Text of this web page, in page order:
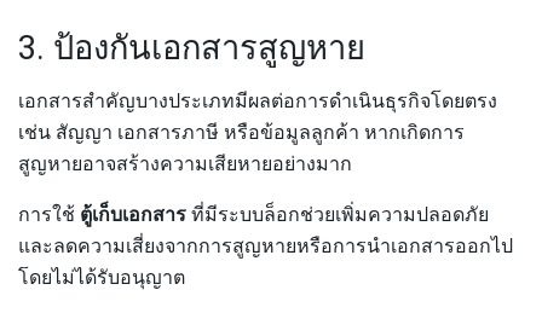
3. ป้องกันเอกสารสูญหาย
เอกสารสำคัญบางประเภทมีผลต่อการดำเนินธุรกิจโดยตรง
เช่น สัญญา เอกสารภาษี หรือข้อมูลลูกค้า หากเกิดการ
สูญหายอาจสร้างความเสียหายอย่างมาก
การใช้ ตู้เก็บเอกสารที่มีระบบล็อกช่วยเพิ่มความปลอดภัย
และลดความเสี่ยงจากการสูญหายหรือการนำเอกสารออกไป
โดยไม่ได้รับอนุญาต